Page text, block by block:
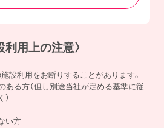
利用上の注意〉
設利用をお断りすることがあります。
ある方（但し別途当社が定める基準に従
い方